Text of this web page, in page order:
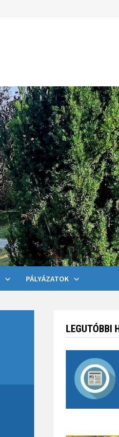
PÁLYÁZATOK
LEGUTÓBBI